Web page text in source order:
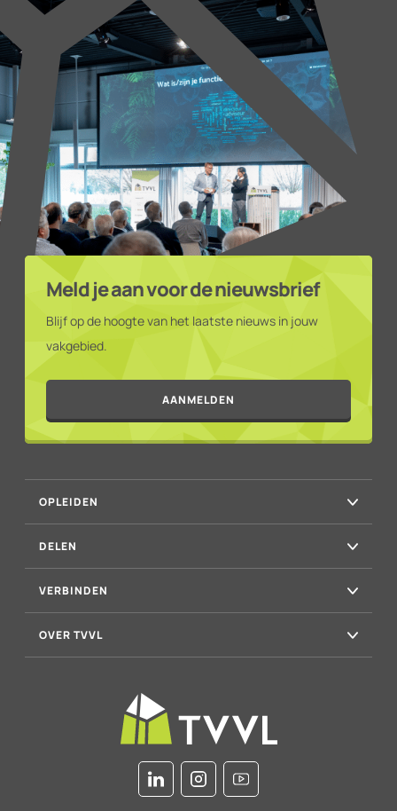
Meld je aan voor de nieuwsbrief
Blijf op de hoogte van het laatste nieuws in jouw
vakgebied.
AANMELDEN
OPLEIDEN
DELEN
VERBINDEN
OVER TVVL